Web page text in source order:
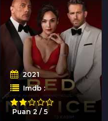
2021
Imdb :
Puan 2 / 5